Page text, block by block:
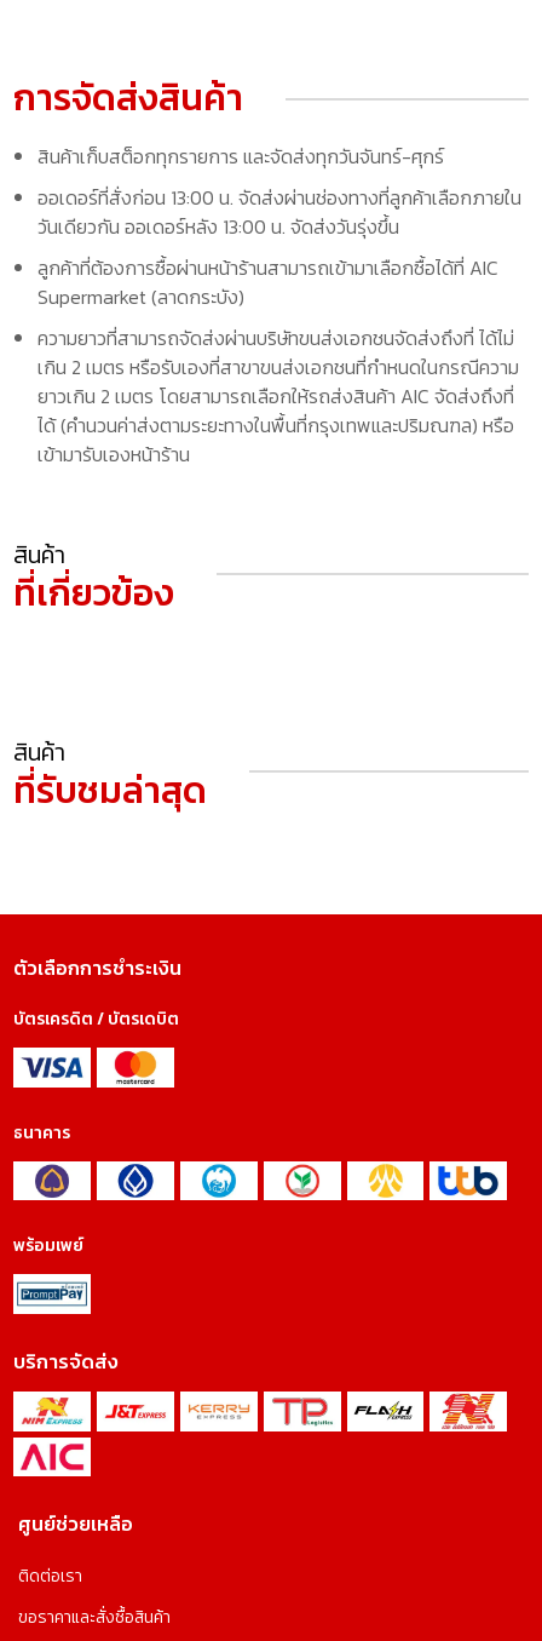
การจัดส่งสินค้า
สินค้าเก็บสต็อกทุกรายการ และจัดส่งทุกวันจันทร์-ศุกร์
ออเดอร์ที่สั่งก่อน 13:00 น. จัดส่งผ่านช่องทางที่ลูกค้าเลือกภายใน
วันเดียวกัน ออเดอร์หลัง 13:00 น. จัดส่งวันรุ่งขึ้น
ลูกค้าที่ต้องการซื้อผ่านหน้าร้านสามารถเข้ามาเลือกซื้อได้ที่ AIC
Supermarket (ลาดกระบัง)
ความยาวที่สามารถจัดส่งผ่านบริษัทขนส่งเอกชนจัดส่งถึงที่ ได้ไม่
เกิน 2 เมตร หรือรับเองที่สาขาขนส่งเอกชนที่กำหนดในกรณีความ
ยาวเกิน 2 เมตร โดยสามารถเลือกให้รถส่งสินค้า AIC จัดส่งถึงที่
ได้ (คำนวนค่าส่งตามระยะทางในพื้นที่กรุงเทพและปริมณฑล) หรือ
เข้ามารับเองหน้าร้าน
สินค้า
ที่เกี่ยวข้อง
สินค้า
ที่รับชมล่าสุด
ตัวเลือกการชำระเงิน
บัตรเครดิต / บัตรเดบิต
ธนาคาร
พร้อมเพย์
บริการจัดส่ง
ศูนย์ช่วยเหลือ
ติดต่อเรา
ขอราคาและสั่งซื้อสินค้า